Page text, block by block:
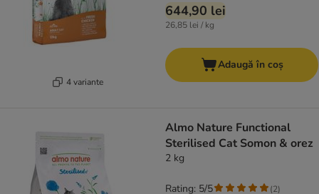
4 variante
644,90 lei
26,85 lei / kg
Adaugă în coș
Almo Nature Functional
Sterilised Cat Somon & orez
2 kg
Rating: 5/5 (2)